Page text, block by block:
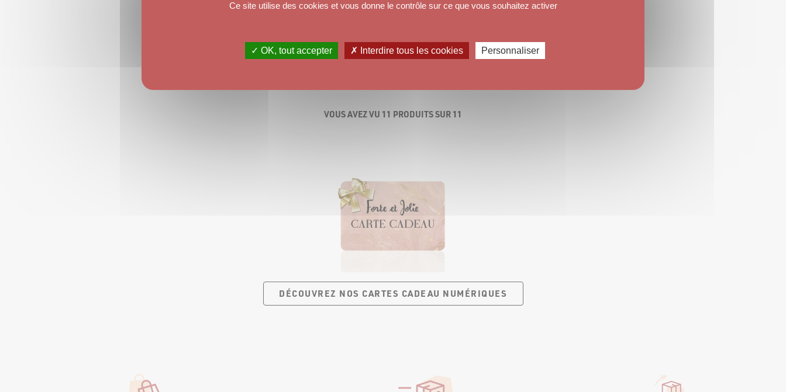
CEINTURE KIONA
VOUS AVEZ VU 11 PRODUITS SUR 11
DÉCOUVREZ NOS CARTES CADEAU NUMÉRIQUES
Ce site utilise des cookies et vous donne le contrôle sur ce que vous souhaitez activer
✓ OK, tout accepter ✗ Interdire tous les cookies Personnaliser